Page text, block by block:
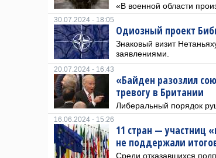
«В военной области
30.07.2024 - 18:05
Одиозный проект
Знаковый визит
заявлениями.
20.07.2024 - 16:43
«Байден разозлил
тревогу в Британии
Либеральный порядок
16.06.2024 - 15:26
11 стран — участниц
не поддержали
Среди отказавшихся